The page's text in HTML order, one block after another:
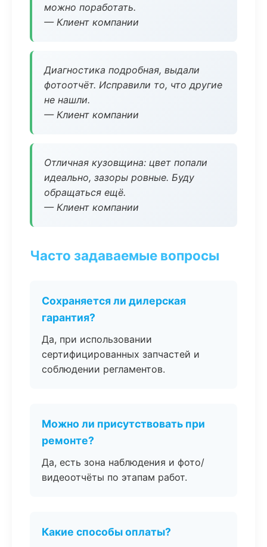
можно поработать.
— Клиент компании
Диагностика подробная, выдали
фотоотчёт. Исправили то, что другие
не нашли.
— Клиент компании
Отличная кузовщина: цвет попали
идеально, зазоры ровные. Буду
обращаться ещё.
— Клиент компании
Часто задаваемые вопросы
Сохраняется ли дилерская
гарантия?
Да, при использовании
сертифицированных запчастей и
соблюдении регламентов.
Можно ли присутствовать при
ремонте?
Да, есть зона наблюдения и фото/
видеоотчёты по этапам работ.
Какие способы оплаты?